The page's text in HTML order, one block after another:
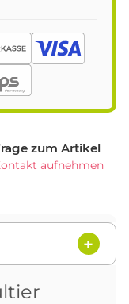
zum Artikel
aufnehmen